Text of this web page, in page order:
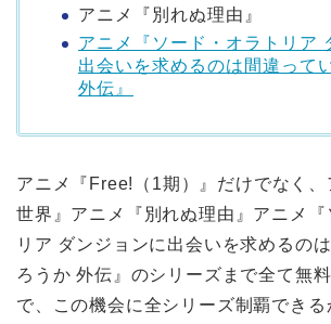
アニメ『別れぬ理由』
アニメ『ソード・オラトリア
出会いを求めるのは間違って
外伝』
アニメ『Free!（1期）』だけでなく
世界』アニメ『別れぬ理由』アニメ『
リア ダンジョンに出会いを求めるの
ろうか 外伝』のシリーズまで全て無
で、この機会に全シリーズ制覇できる